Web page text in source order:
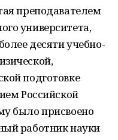
преподавателем
университета,
десяти учебно-
подготовке
Российской
было присвоено
работник науки